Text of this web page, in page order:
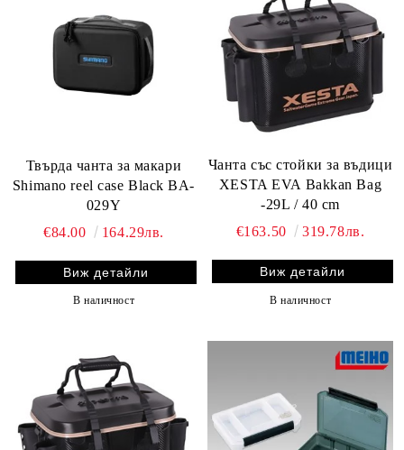
Твърда чанта за макари
Shimano reel case Black BA-
029Y
€84.00
164.29лв.
Виж детайли
В наличност
Чанта със стойки за въдици
XESTA EVA Bakkan Bag
-29L / 40 cm
€163.50
319.78лв.
Виж детайли
В наличност